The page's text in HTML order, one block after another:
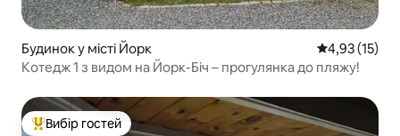
Будинок у місті Йорк Середня
4,93 (15)
Котедж 1 з видом на Йорк-Біч – прогулянка до пляжу!
Топ вибір гостей
Вибір гостей